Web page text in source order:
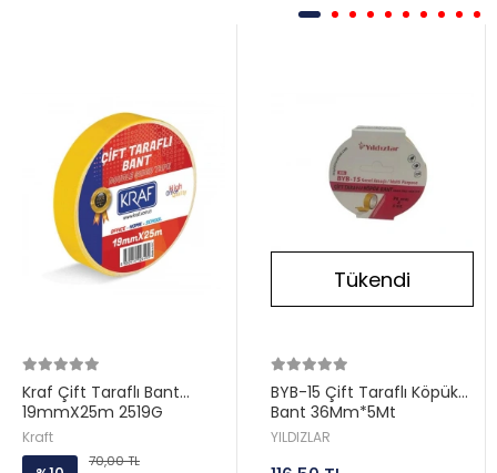
Kraf Çift Taraflı Bant
19mmX25m 2519G
Kraft
70,00 TL
Tükendi
BYB-15 Çift Taraflı Köpük
Bant 36Mm*5Mt
YILDIZLAR